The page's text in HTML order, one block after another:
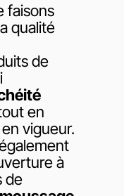
faisons
qualité
de
en
vigueur.
à
de